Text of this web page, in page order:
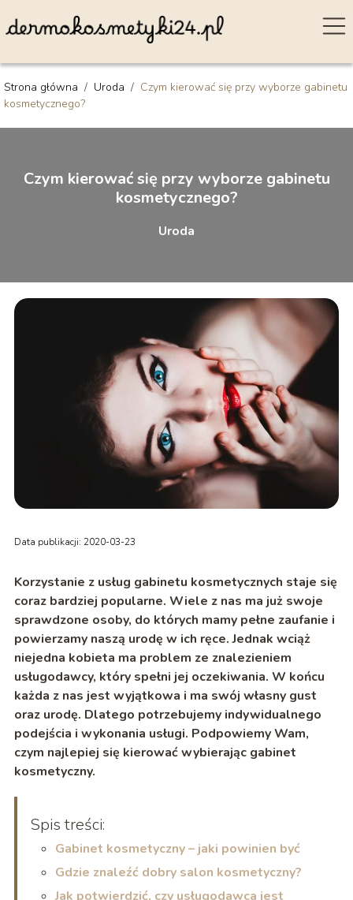
Strona główna / Uroda / Czym kierować się przy wyborze gabinetu
kosmetycznego?
Czym kierować się przy wyborze gabinetu
kosmetycznego?
Uroda
Data publikacji: 2020-03-23
Korzystanie z usług gabinetu kosmetycznych staje się
coraz bardziej popularne. Wiele z nas ma już swoje
sprawdzone osoby, do których mamy pełne zaufanie i
powierzamy naszą urodę w ich ręce. Jednak wciąż
niejedna kobieta ma problem ze znalezieniem
usługodawcy, który spełni jej oczekiwania. W końcu
każda z nas jest wyjątkowa i ma swój własny gust
oraz urodę. Dlatego potrzebujemy indywidualnego
podejścia i wykonania usługi. Podpowiemy Wam,
czym najlepiej się kierować wybierając gabinet
kosmetyczny.
Spis treści:
Gabinet kosmetyczny – jaki powinien być
Gdzie znaleźć dobry salon kosmetyczny?
Jak potwierdzić, czy usługodawca jest